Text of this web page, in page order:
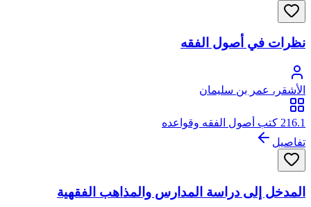
نظرات في أصول الفقه
الأشقر، عمر بن سليمان
216.1 كتب أصول الفقه وقواعده
تفاصيل
المدخل إلى دراسة المدارس والمذاهب الفقهية